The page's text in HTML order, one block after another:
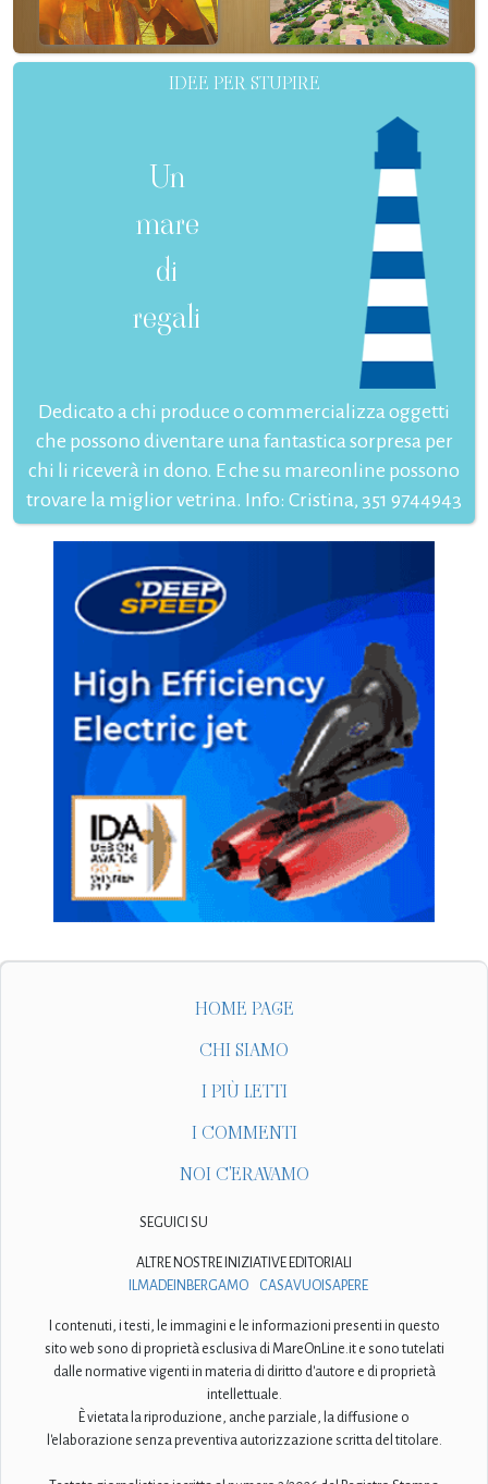
IDEE PER STUPIRE
Un
mare
di
regali
Dedicato a chi produce o commercializza oggetti
che possono diventare una fantastica sorpresa per
chi li riceverà in dono. E che su mareonline possono
trovare la miglior vetrina. Info: Cristina, 351 9744943
HOME PAGE
CHI SIAMO
I PIÙ LETTI
I COMMENTI
NOI C'ERAVAMO
SEGUICI SU
ALTRE NOSTRE INIZIATIVE EDITORIALI
ILMADEINBERGAMO
CASAVUOISAPERE
I contenuti, i testi, le immagini e le informazioni presenti in questo
sito web sono di proprietà esclusiva di MareOnLine.it e sono tutelati
dalle normative vigenti in materia di diritto d'autore e di proprietà
intellettuale.
È vietata la riproduzione, anche parziale, la diffusione o
l'elaborazione senza preventiva autorizzazione scritta del titolare.